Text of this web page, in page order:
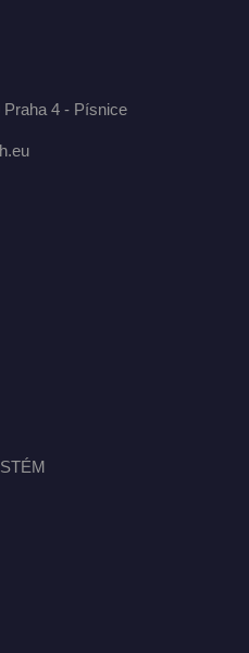
4 - Písnice